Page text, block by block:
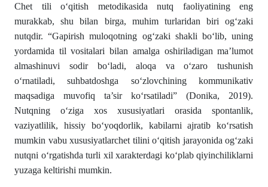
Chet tili o‘qitish metodikasida nutq faoliyatining eng
murakkab, shu bilan birga, muhim turlaridan biri og‘zaki
nutqdir. “Gapirish muloqotning og‘zaki shakli bo‘lib, uning
yordamida til vositalari bilan amalga oshiriladigan ma’lumot
almashinuvi sodir bo‘ladi, aloqa va o‘zaro tushunish
o‘rnatiladi, suhbatdoshga so‘zlovchining kommunikativ
maqsadiga muvofiq ta’sir ko‘rsatiladi” (Donika, 2019).
Nutqning o‘ziga xos xususiyatlari orasida spontanlik,
vaziyatlilik, hissiy bo‘yoqdorlik, kabilarni ajratib ko‘rsatish
mumkin vabu xususiyatlarchet tilini o‘qitish jarayonida og‘zaki
nutqni o‘rgatishda turli xil xarakterdagi ko‘plab qiyinchiliklarni
yuzaga keltirishi mumkin.